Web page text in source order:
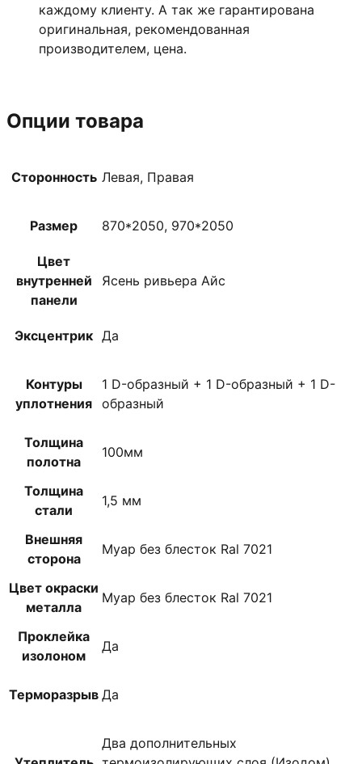
каждому клиенту. А так же гарантирована
оригинальная, рекомендованная
производителем, цена.
Опции товара
Сторонность Левая, Правая
Размер 870*2050, 970*2050
Цвет
внутренней
панели
Ясень ривьера Айс
Эксцентрик Да
Контуры
уплотнения
1 D-образный + 1 D-образный + 1 D-
образный
Толщина
полотна
100мм
Толщина
стали
1,5 мм
Внешняя
сторона
Муар без блесток Ral 7021
Цвет окраски
металла
Муар без блесток Ral 7021
Проклейка
изолоном
Да
Терморазрыв Да
Два дополнительных